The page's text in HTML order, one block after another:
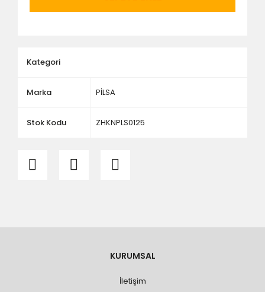
Kategori
Marka PİLSA
Stok Kodu ZHKNPLS0125
KURUMSAL
İletişim